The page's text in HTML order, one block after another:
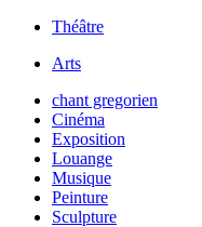
Théâtre
Arts
chant gregorien
Cinéma
Exposition
Louange
Musique
Peinture
Sculpture